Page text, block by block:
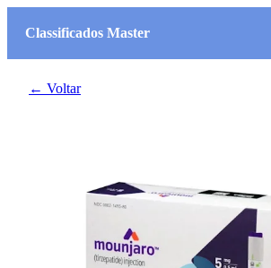
Classificados Master
← Voltar